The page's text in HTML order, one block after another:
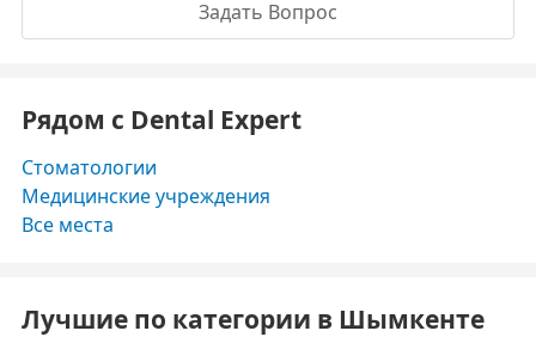
Задать Вопрос
Рядом с Dental Expert
Стоматологии
Медицинские учреждения
Все места
Лучшие по категории в Шымкенте